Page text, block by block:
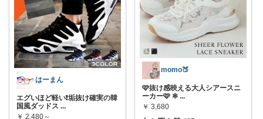
はーまん
エグいほど軽い❗垢抜け確実の韓
国風ダッドス ...
￥ 2,480～
momo🍑
🩷抜け感映える大人シアースニ
ーカー🩷 ✼ ...
￥ 3,680